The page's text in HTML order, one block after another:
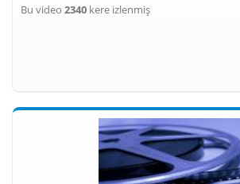
Bu video 2340 kere izlenmiş